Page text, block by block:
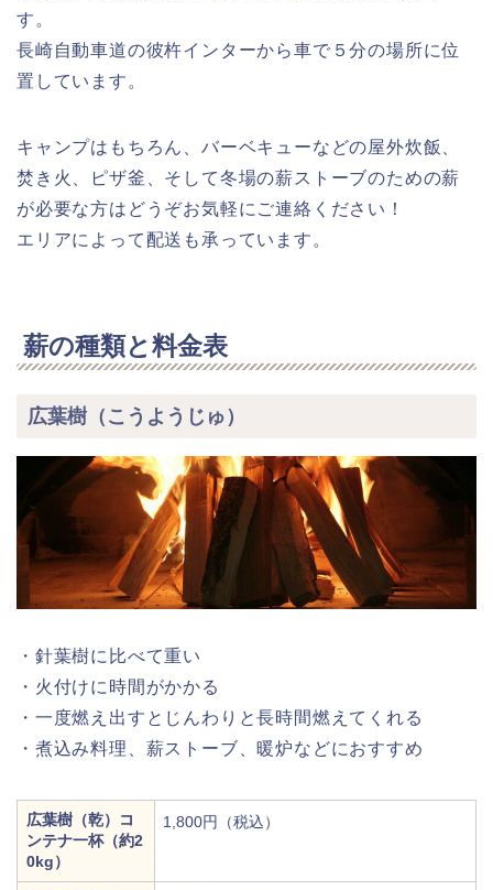
す。
長崎自動車道の彼杵インターから車で５分の場所に位
置しています。
キャンプはもちろん、バーベキューなどの屋外炊飯、
焚き火、ピザ釜、そして冬場の薪ストーブのための薪
が必要な方はどうぞお気軽にご連絡ください！
エリアによって配送も承っています。
薪の種類と料金表
広葉樹（こうようじゅ）
・針葉樹に比べて重い
・火付けに時間がかかる
・一度燃え出すとじんわりと長時間燃えてくれる
・煮込み料理、薪ストーブ、暖炉などにおすすめ
広葉樹（乾）コ
ンテナ一杯（約2
0kg）
1,800円（税込）